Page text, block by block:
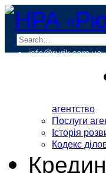
info@rurik.com.ua
агентство
Послуги
Історія
Кодекс